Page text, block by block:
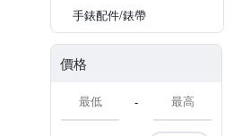
手錶配件/錶帶
價格
-